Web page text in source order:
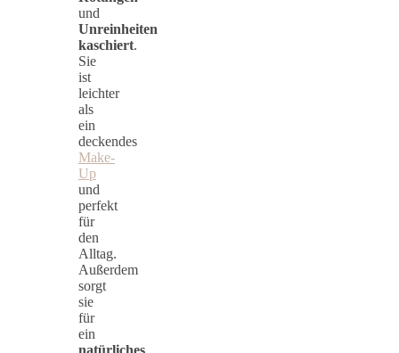
und
Unreinheiten
kaschiert.
Sie
ist
leichter
als
ein
deckendes
Make-
Up
und
perfekt
für
den
Alltag.
Außerdem
sorgt
sie
für
ein